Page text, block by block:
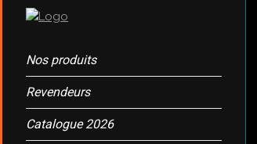
Nos produits
Revendeurs
Catalogue 2026